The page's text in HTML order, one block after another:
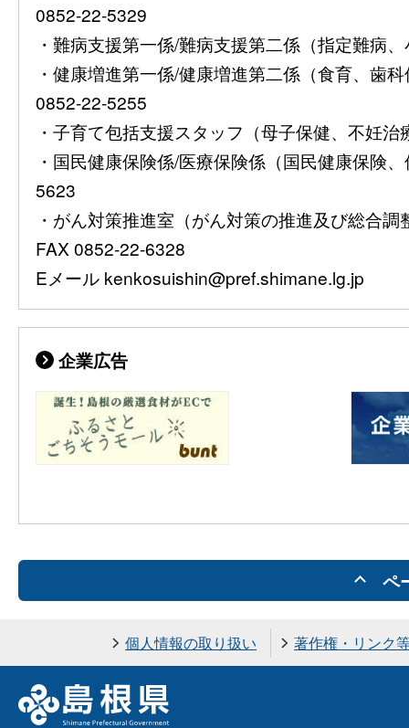
0852-22-5329
・難病支援第一係/難病支援第二係（指定難病
・健康増進第一係/健康増進第二係（食育、歯
0852-22-5255
・子育て包括支援スタッフ（母子保健、不妊
・国民健康保険係/医療保険係（国民健康保険
5623
・がん対策推進室（がん対策の推進及び総合
FAX 0852-22-6328
Eメール kenkosuishin@pref.shimane.lg.jp
企業広告
ペ
個人情報の取り扱い 著作権・リンク